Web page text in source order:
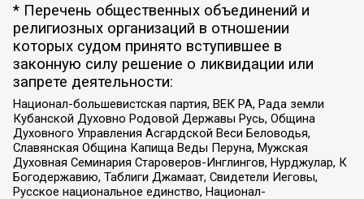
* Перечень общественных объединений и
религиозных организаций в отношении
которых судом принято вступившее в
законную силу решение о ликвидации или
запрете деятельности:
Национал-большевистская партия, ВЕК РА, Рада земли
Кубанской Духовно Родовой Державы Русь, Община
Духовного Управления Асгардской Веси Беловодья,
Славянская Община Капища Веды Перуна, Мужская
Духовная Семинария Староверов-Инглингов, Нурджулар, К
Богодержавию, Таблиги Джамаат, Свидетели Иеговы,
Русское национальное единство, Национал-